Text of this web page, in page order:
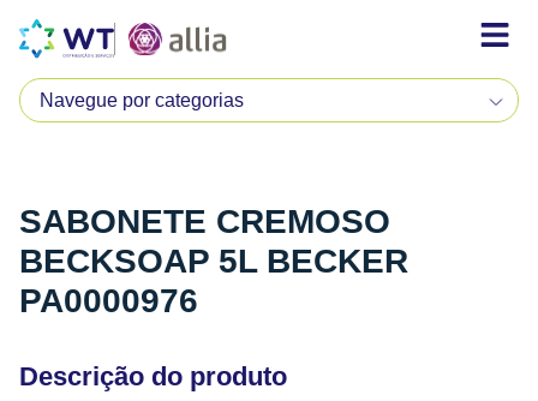
SABONETE CREMOSO
BECKSOAP 5L BECKER
PA0000976
Descrição do produto